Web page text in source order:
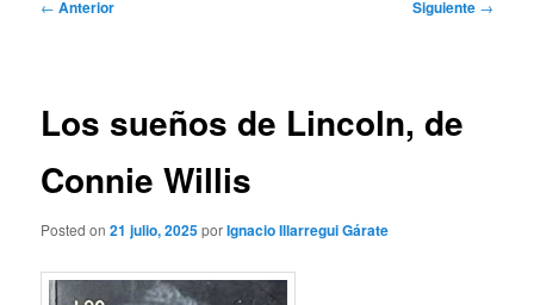
← Anterior Siguiente →
Los sueños de Lincoln, de
Connie Willis
Posted on21 julio, 2025porIgnacio Illarregui Gárate